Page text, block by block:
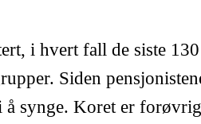
i hvert fall de siste
Siden
å synge. Koret er